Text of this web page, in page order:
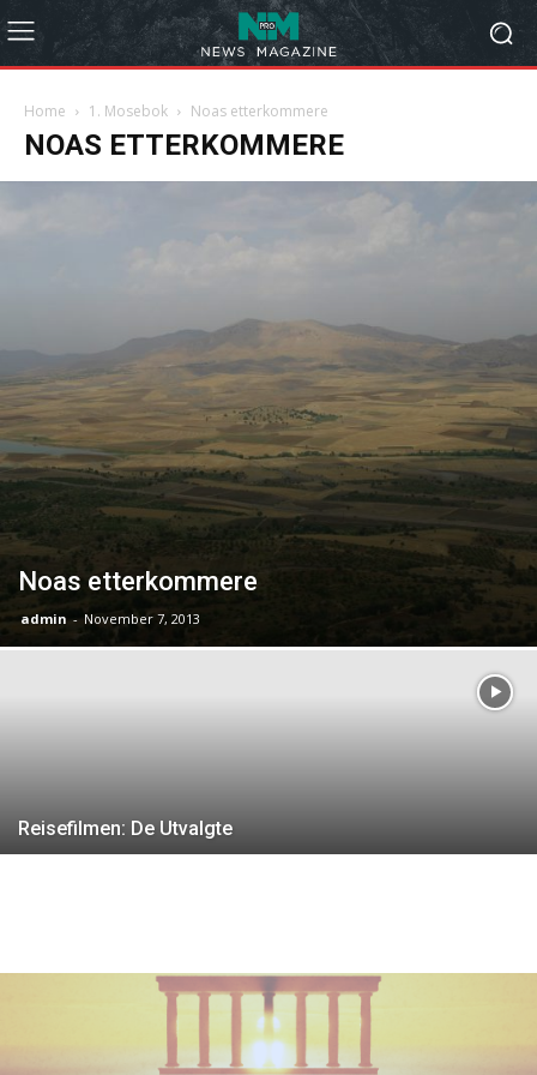
Home 1. Mosebok Noas etterkommere
NOAS ETTERKOMMERE
Noas etterkommere
admin - November 7, 2013
Reisefilmen: De Utvalgte